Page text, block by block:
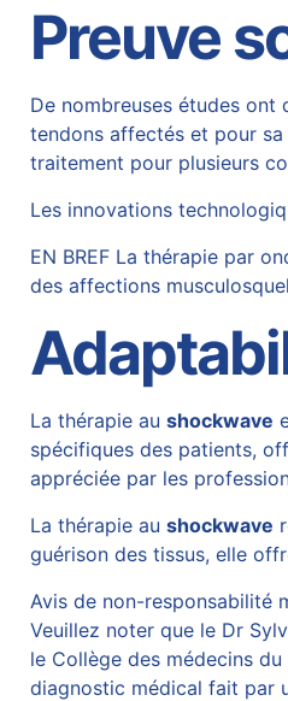
Preuve
De nombreuses études
tendons affectés et pour
traitement pour plusieurs
Les innovations
EN BREF La thérapie par
des affections
La thérapie aushockwave
spécifiques des patients,
appréciée par les
La thérapie aushockwave
guérison des tissus, elle
Avis de non-responsabilité
Veuillez noter que le Dr
le Collège des médecins
diagnostic médical fait par